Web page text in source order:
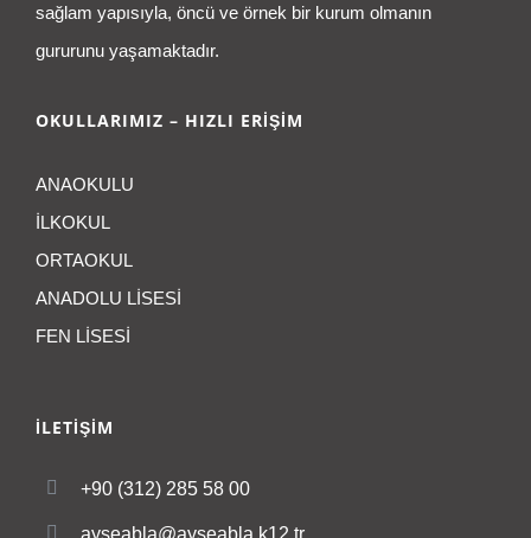
sağlam yapısıyla, öncü ve örnek bir kurum olmanın
gururunu yaşamaktadır.
OKULLARIMIZ – HIZLI ERİŞİM
ANAOKULU
İLKOKUL
ORTAOKUL
ANADOLU LİSESİ
FEN LİSESİ
İLETİŞİM
+90 (312) 285 58 00